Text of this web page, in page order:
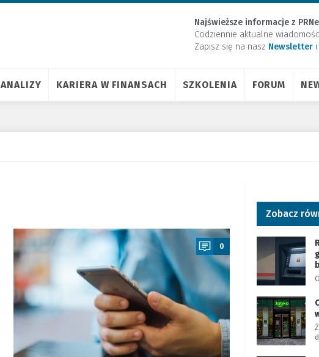
Najświeższe informacje z
Codziennie aktualne
Zapisz się na nasz Newsletter
ANALIZY KARIERA W FINANSACH SZKOLENIA FORUM
a
0
Zobacz